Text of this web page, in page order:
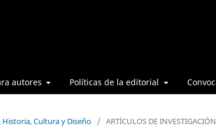
autores Políticas de la editorial
Cultura y Diseño / ARTÍCULOS DE INVESTIGACIÓN